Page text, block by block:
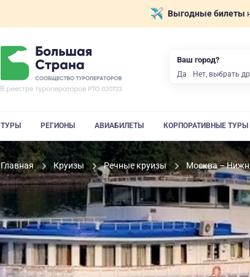
Выгодные билеты
ТУРЫ РЕГИОНЫ АВИАБИЛЕТЫ КОРПОРАТИВНЫЕ ТУРЫ
Главная Круизы Речные круизы Москва –
Ваш город?
Да Нет, выбрать